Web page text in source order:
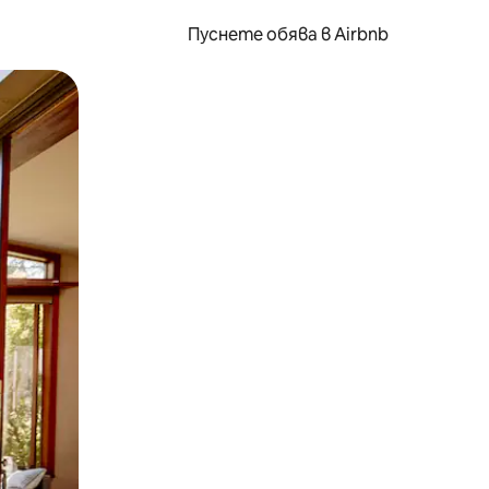
Пуснете обява в Airbnb
или плъзгане.